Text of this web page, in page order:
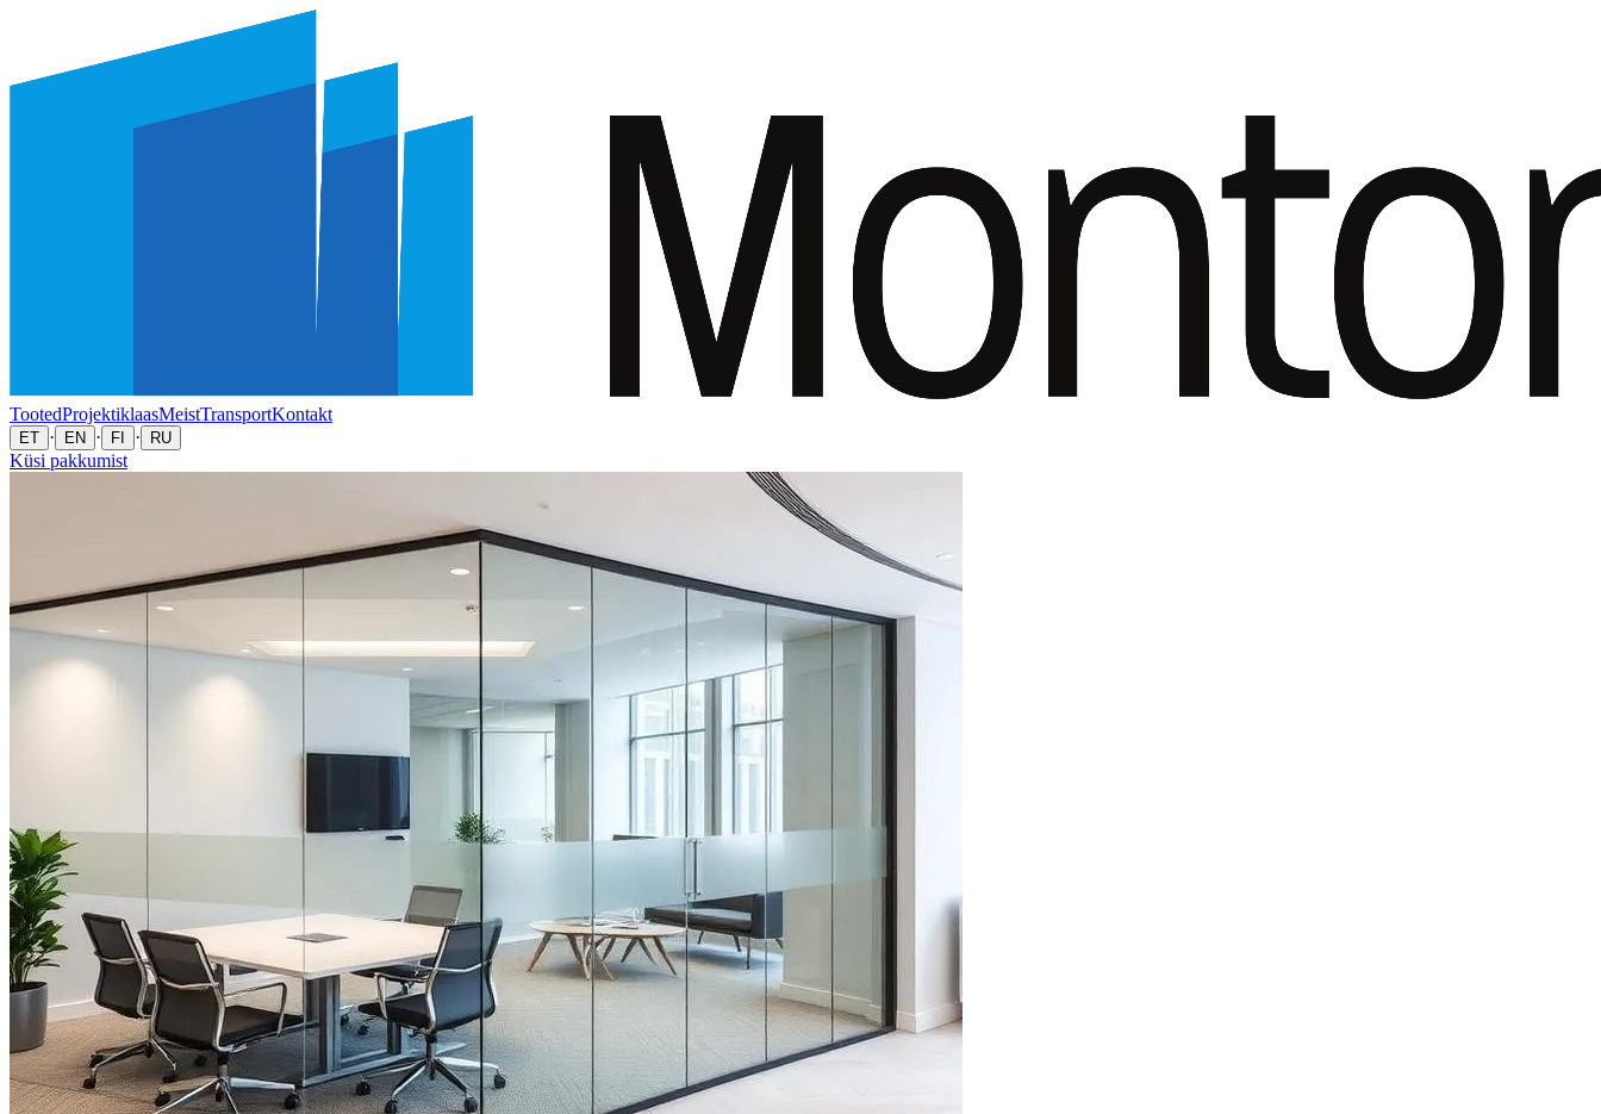
TootedProjektiklaasMeistTransportKontakt
ET · EN · FI · RU
Küsi pakkumist